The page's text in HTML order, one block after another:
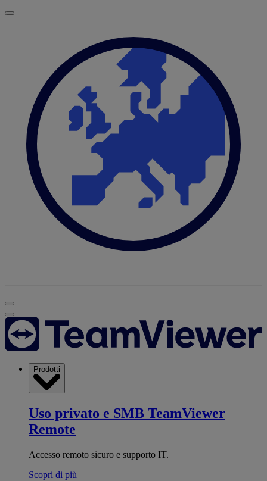
Prodotti
Uso privato e SMB TeamViewer
Remote
Accesso remoto sicuro e supporto IT.
Scopri di più